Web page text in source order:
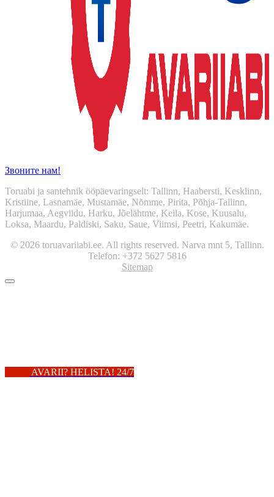
Звоните нам!
Toruabi ja santehnik ööpäevaringselt: Tallinn, Haabersti, Kesklinn,
Kristiine, Lasnamäe, Mustamäe, Nõmme, Pirita, Põhja-Tallinn,
Harjumaa, Aegviidu, Harku, Jõelähtme, Keila, Kose, Kuusalu,
Loksa, Maardu, Paldiski, Saku, Saue, Viimsi, Peetri, Kakumäe.
© 2026 toruavariiabi.ee. All rights reserved. Narva mnt 5, Tallinn.
Telefon: +372 5627 5816
Sitemap
AVARII? HELISTA! 24/7